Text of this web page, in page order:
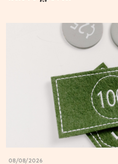
08/08/2026